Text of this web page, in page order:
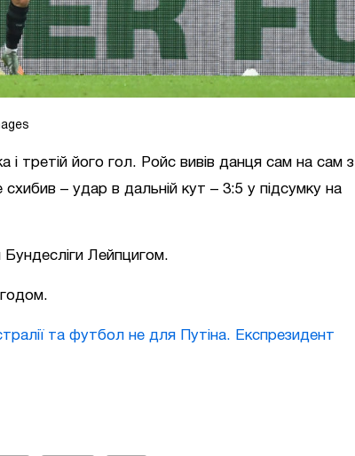
третій його гол. Ройс вивів данця сам на сам з
– удар в дальній кут – 3:5 у підсумку на
Лейпцигом.
та футбол не для Путіна. Експрезидент